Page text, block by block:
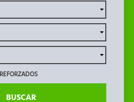
REFORZADOS
BUSCAR